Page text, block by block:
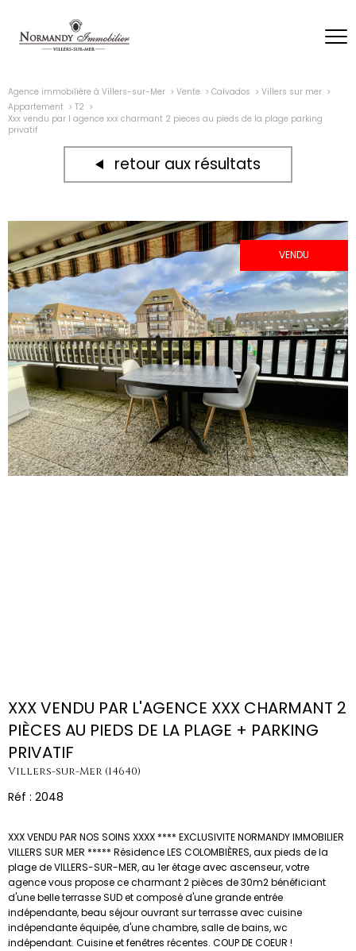
Agence immobilière à Villers-sur-Mer Vente Calvados
Villers sur mer
Appartement
T2
Xxx vendu par l agence xxx charmant 2 pieces au pieds de la plage parking
privatif
retour aux résultats
VENDU
XXX VENDU PAR L'AGENCE XXX CHARMANT 2
PIÈCES AU PIEDS DE LA PLAGE + PARKING
PRIVATIF
Villers-sur-Mer (14640)
Réf : 2048
XXX VENDU PAR NOS SOINS XXXX **** EXCLUSIVITE NORMANDY IMMOBILIER
VILLERS SUR MER ***** Résidence LES COLOMBIÈRES, aux pieds de la
plage de VILLERS-SUR-MER, au 1er étage avec ascenseur, votre
agence vous propose ce charmant 2 pièces de 30m2 bénéficiant
d'une belle terrasse SUD et composé d'une grande entrée
indépendante, beau séjour ouvrant sur terrasse avec cuisine
indépendante équipée, d'une chambre, salle de bains, wc
indépendant. Cuisine et fenêtres récentes. COUP DE COEUR !